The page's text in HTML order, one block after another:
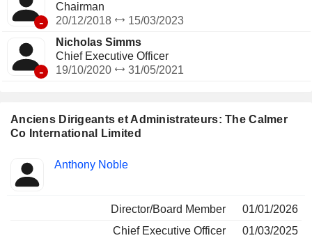
Anciens Dirigeants et Administrateurs: The Calmer
Co International Limited
Insider
Fonctions
occupées
Anthony Noble
Director/Board Member
01/01/2026
Chief Executive Officer
01/03/2025
-
Chairman
20/12/2018
15/03/2023
-
Nicholas Simms
Chief Executive Officer
19/10/2020
31/05/2021